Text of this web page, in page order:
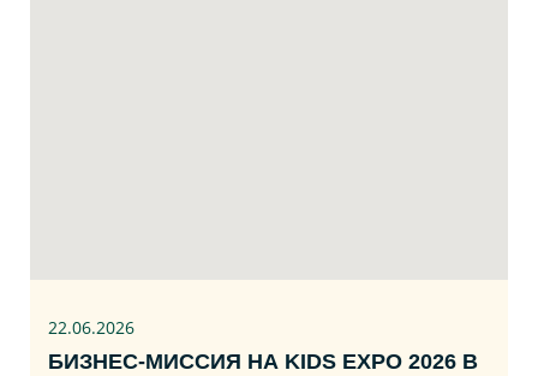
22.06.2026
БИЗНЕС‑МИССИЯ НА KIDS EXPO 2026 В